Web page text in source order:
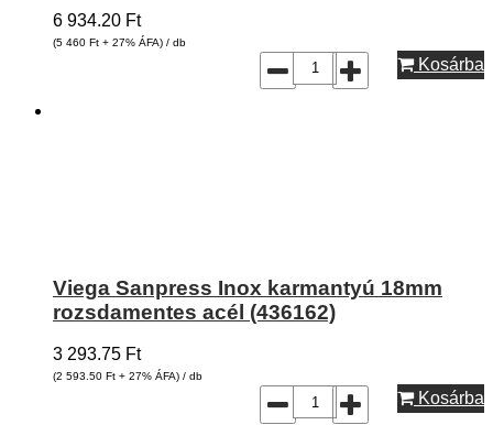
6 934.20 Ft
(5 460 Ft + 27% ÁFA) / db
Kosárba
Viega Sanpress Inox karmantyú 18mm
rozsdamentes acél (436162)
3 293.75 Ft
(2 593.50 Ft + 27% ÁFA) / db
Kosárba